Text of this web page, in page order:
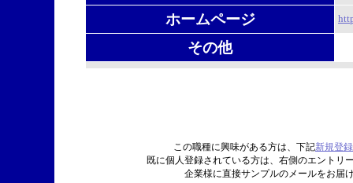
ホームページ
その他
この職種に興味がある方は、下記新規登録
既に個人登録されている方は、右側のエントリ
企業様に直接サンプルのメールをお届